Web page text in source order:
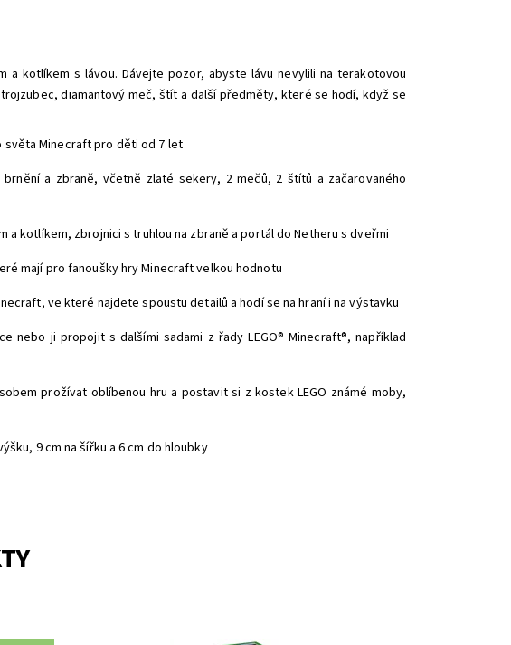
kotlíkem s lávou. Dávejte pozor, abyste lávu nevylili na terakotovou
diamantový meč, štít a další předměty, které se hodí, když se
světa Minecraft pro děti od 7 let
a zbraně, včetně zlaté sekery, 2 mečů, 2 štítů a začarovaného
kotlíkem, zbrojnici s truhlou na zbraně a portál do Netheru s dveřmi
mají pro fanoušky hry Minecraft velkou hodnotu
ve které najdete spoustu detailů a hodí se na hraní i na výstavku
ji propojit s dalšími sadami z řady LEGO® Minecraft®, například
prožívat oblíbenou hru a postavit si z kostek LEGO známé moby,
9 cm na šířku a 6 cm do hloubky